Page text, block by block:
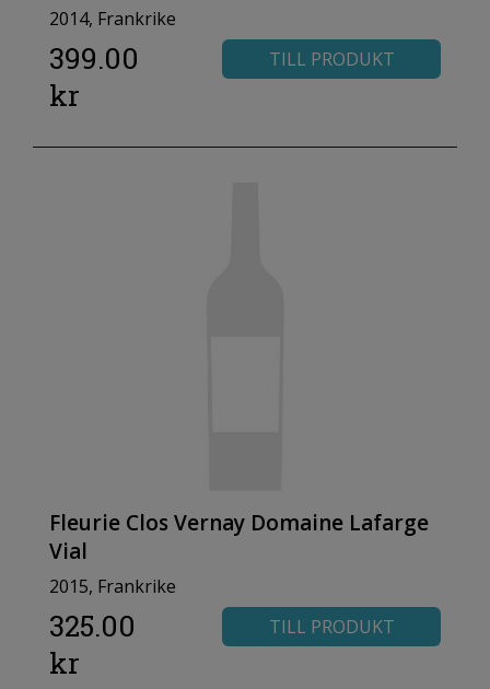
2014, Frankrike
399.00
kr
TILL PRODUKT
Fleurie Clos Vernay Domaine Lafarge
Vial
2015, Frankrike
325.00
kr
TILL PRODUKT